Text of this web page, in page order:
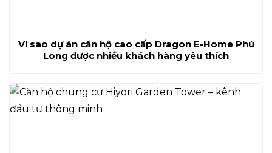
Vì sao dự án căn hộ cao cấp Dragon E-Home Phú
Long được nhiều khách hàng yêu thích